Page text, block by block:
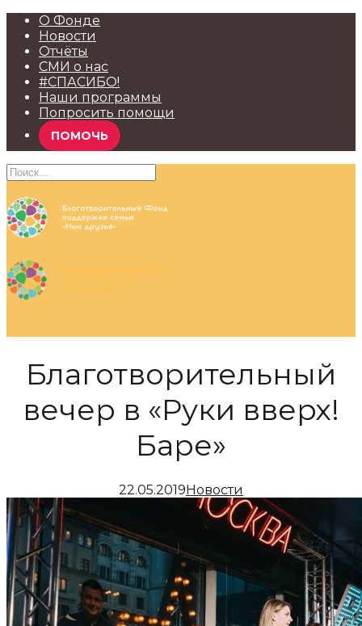
О Фонде
Новости
Отчёты
СМИ о нас
#СПАСИБО!
Наши программы
Попросить помощи
ПОМОЧЬ
Благотворительный
вечер в «Руки вверх!
Баре»
22.05.2019Новости